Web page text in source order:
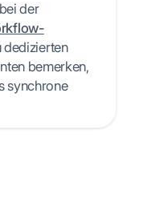
der
dedizierten
bemerken,
synchrone